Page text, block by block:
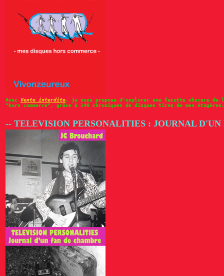
Avec Vente interdite, je vous propose d'explorer une facette obscure
"hors commerce", grâce à 140 chroniques de disques tirés de mes étagères.
-- TELEVISION PERSONALITIES : JOURNAL